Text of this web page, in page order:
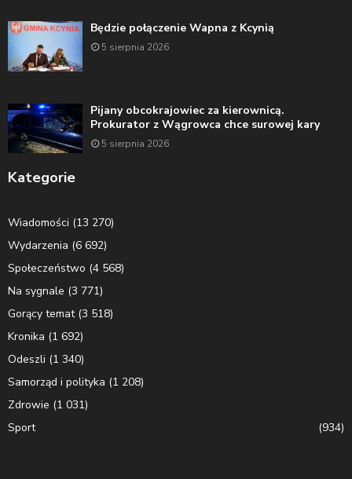
Będzie połączenie Wapna z Kcynią
5 sierpnia 2026
Pijany obcokrajowiec za kierownicą.
Prokurator z Wągrowca chce surowej kary
5 sierpnia 2026
Kategorie
Wiadomości (13 270)
Wydarzenia (6 692)
Społeczeństwo (4 568)
Na sygnale (3 771)
Gorący temat(3 518)
Kronika (1 692)
Odeszli (1 340)
Samorząd i polityka (1 208)
Zdrowie (1 031)
Sport
(934)